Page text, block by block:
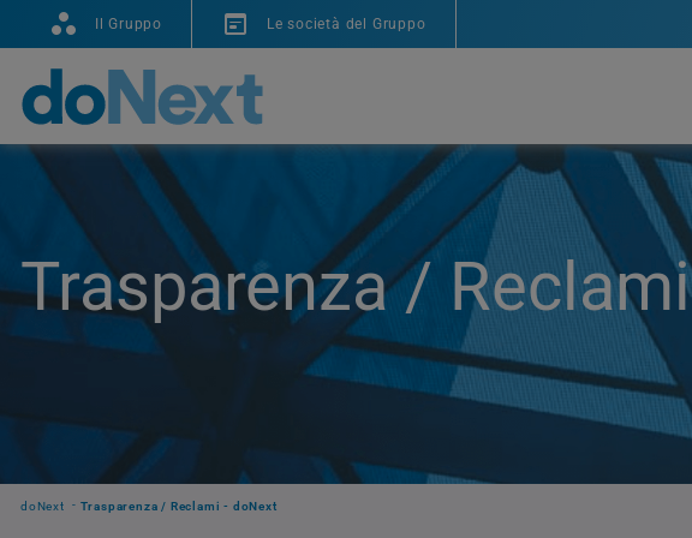
Il Gruppo Le società del Gruppo
Trasparenza / Reclami
doNext Trasparenza / Reclami - doNext